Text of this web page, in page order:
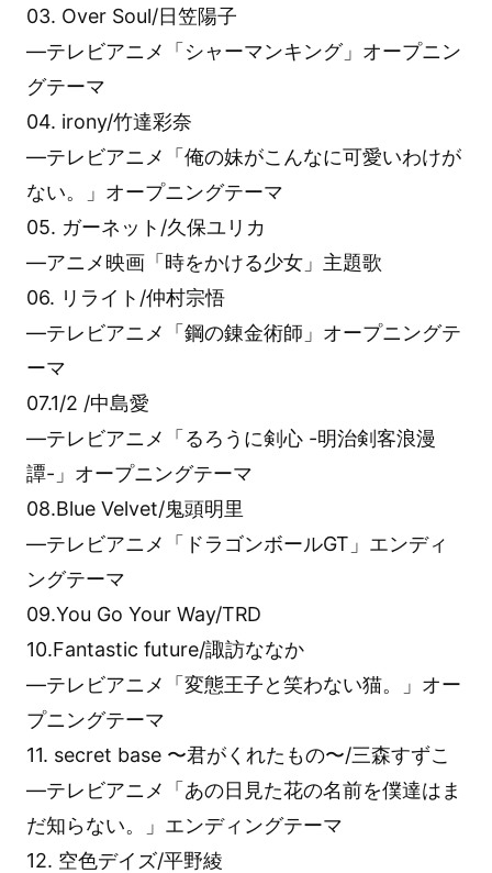
03. Over Soul/日笠陽子
―テレビアニメ「シャーマンキング」オープニン
グテーマ
04. irony/竹達彩奈
―テレビアニメ「俺の妹がこんなに可愛いわけが
ない。」オープニングテーマ
05. ガーネット/久保ユリカ
―アニメ映画「時をかける少女」主題歌
06. リライト/仲村宗悟
―テレビアニメ「鋼の錬金術師」オープニングテ
ーマ
07.1/2 /中島愛
―テレビアニメ「るろうに剣心 -明治剣客浪漫
譚-」オープニングテーマ
08.Blue Velvet/鬼頭明里
―テレビアニメ「ドラゴンボールGT」エンディ
ングテーマ
09.You Go Your Way/TRD
10.Fantastic future/諏訪ななか
―テレビアニメ「変態王子と笑わない猫。」オー
プニングテーマ
11. secret base 〜君がくれたもの〜/三森すずこ
―テレビアニメ「あの日見た花の名前を僕達はま
だ知らない。」エンディングテーマ
12. 空色デイズ/平野綾